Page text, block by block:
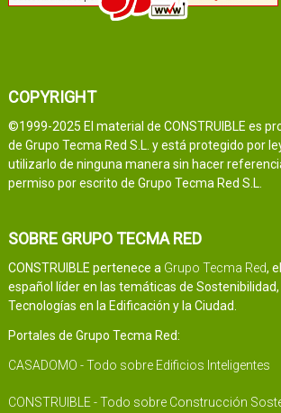
COPYRIGHT
©1999-2025 El material de CONSTRUIBLE es
de Grupo Tecma Red S.L. y está protegido por
utilizarlo de ninguna manera sin hacer
permiso por escrito de Grupo Tecma Red S.L.
SOBRE GRUPO TECMA RED
CONSTRUIBLE pertenece a Grupo Tecma Red,
español líder en las temáticas de Sostenibilidad,
Tecnologías en la Edificación y la Ciudad.
Portales de Grupo Tecma Red:
CASADOMO - Todo sobre Edificios Inteligentes
CONSTRUIBLE - Todo sobre Construcción